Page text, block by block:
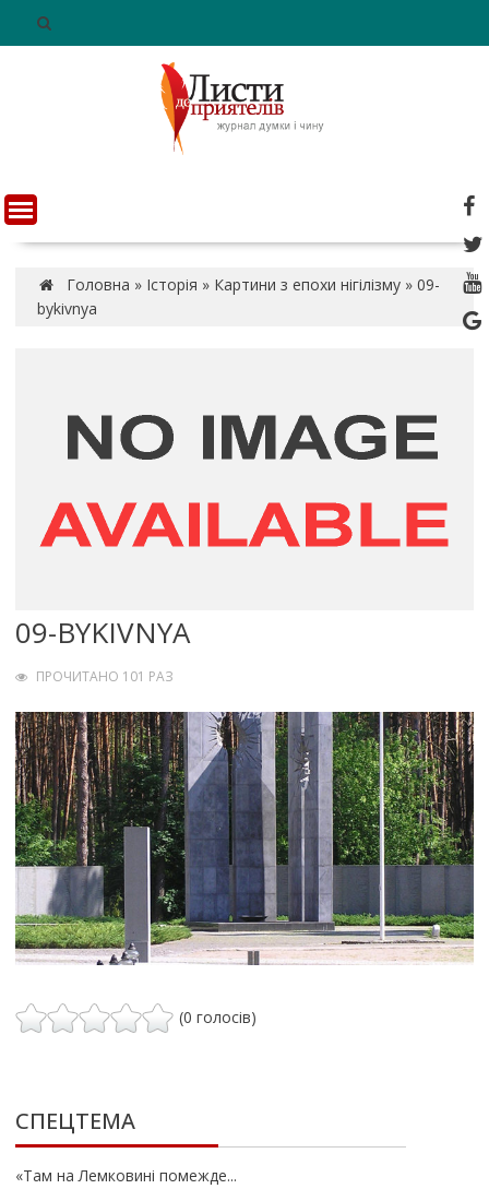
n
t
Головна » Історія » Картини з епохи нігілізму » 09-
bykivnya
09-BYKIVNYA
ПРОЧИТАНО 101 РАЗ
(0 голосів)
СПЕЦТЕМА
«Там на Лемковині помежде...